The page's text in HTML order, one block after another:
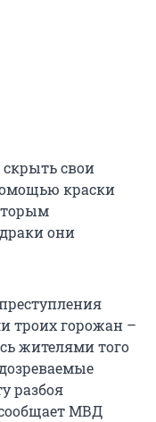
свои
краски
они
троих горожан –
жителями того
разбоя
МВД